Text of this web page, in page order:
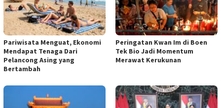
Pariwisata Menguat, Ekonomi
Mendapat Tenaga Dari
Pelancong Asing yang
Bertambah
Peringatan Kwan Im di Boen
Tek Bio Jadi Momentum
Merawat Kerukunan